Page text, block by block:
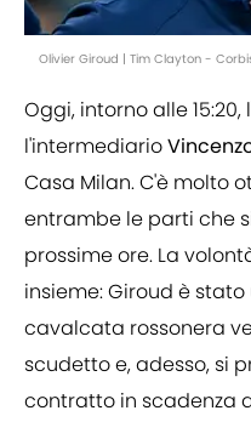
Olivier Giroud | Tim Clayton -
Oggi, intorno alle
l'intermediario
Casa Milan. C'è molto
entrambe le parti che
prossime ore. La
insieme: Giroud è
cavalcata rossonera
scudetto e, adesso, si
contratto in scadenza